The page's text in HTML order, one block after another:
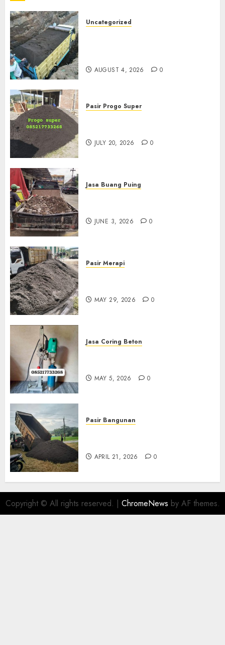
Uncategorized
AUGUST 4, 2026 0
Pasir Progo Super
JULY 20, 2026 0
Jasa Buang Puing
JUNE 3, 2026 0
Pasir Merapi
MAY 29, 2026 0
Jasa Coring Beton
MAY 5, 2026 0
Pasir Bangunan
APRIL 21, 2026 0
Copyright © All rights reserved. | ChromeNews by AF themes.